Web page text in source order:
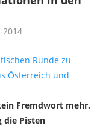
2014
Fremdwort mehr.
die Pisten